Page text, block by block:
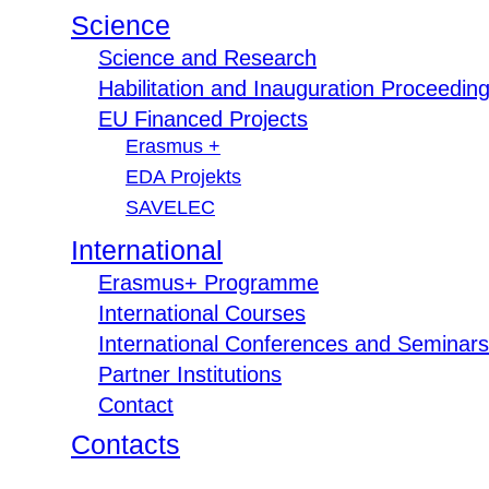
Science
Science and Research
Habilitation and Inauguration
EU Financed Projects
Erasmus +
EDA Projekts
SAVELEC
International
Erasmus+ Programme
International Courses
International Conferences and Seminars
Partner Institutions
Contact
Contacts